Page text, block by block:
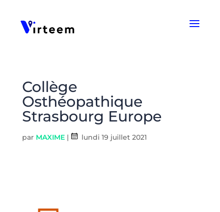
Collège
Osthéopathique
Strasbourg Europe
par MAXIME| lundi 19 juillet 2021